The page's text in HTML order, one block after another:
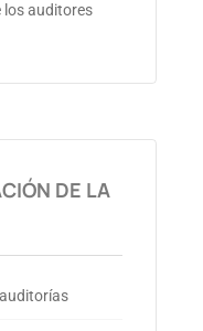
los auditores
DE LA
auditorías